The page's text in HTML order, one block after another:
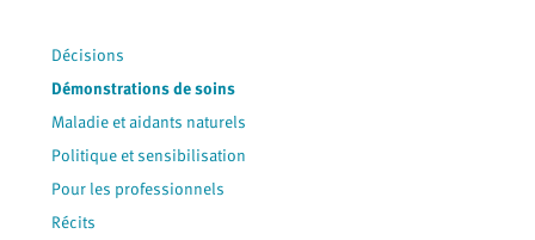
Décisions
Démonstrations de soins
Maladie et aidants naturels
Politique et sensibilisation
Pour les professionnels
Récits